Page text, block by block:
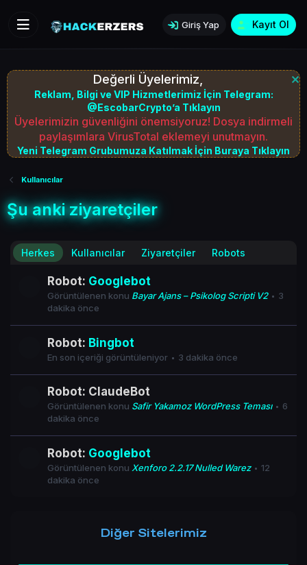
Giriş Yap Kayıt Ol
Değerli Üyelerimiz,
Reklam, Bilgi ve VIP Hizmetlerimiz İçin Telegram:
@EscobarCrypto’a Tıklayın
Üyelerimizin güvenliğini önemsiyoruz! Dosya indirmeli
paylaşımlara VirusTotal eklemeyi unutmayın.
Yeni Telegram Grubumuza Katılmak İçin Buraya Tıklayın
Kullanıcılar
Şu anki ziyaretçiler
Herkes Kullanıcılar Ziyaretçiler Robots
Robot: Googlebot
Görüntülenen konu Bayar Ajans – Psikolog Scripti V2
3
dakika önce
Robot: Bingbot
En son içeriği görüntüleniyor 3 dakika önce
Robot: ClaudeBot
Görüntülenen konu Safir Yakamoz WordPress Teması
6
dakika önce
Robot: Googlebot
Görüntülenen konu Xenforo 2.2.17 Nulled Warez
12
dakika önce
Diğer Sitelerimiz